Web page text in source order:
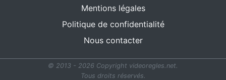
Mentions légales
Politique de confidentialité
Nous contacter
© 2013 - 2026 Copyright videoregles.net.
Tous droits réservés.